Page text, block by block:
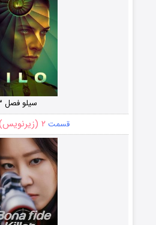
سیلو فصل ۳
قسمت ۲ (زیرنویس)